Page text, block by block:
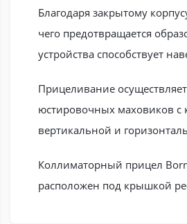
Благодаря закрытому
чего предотвращается
устройства способствует
Прицеливание
юстировочных маховиков
вертикальной и
Коллиматорный прицел
расположен под крышкой